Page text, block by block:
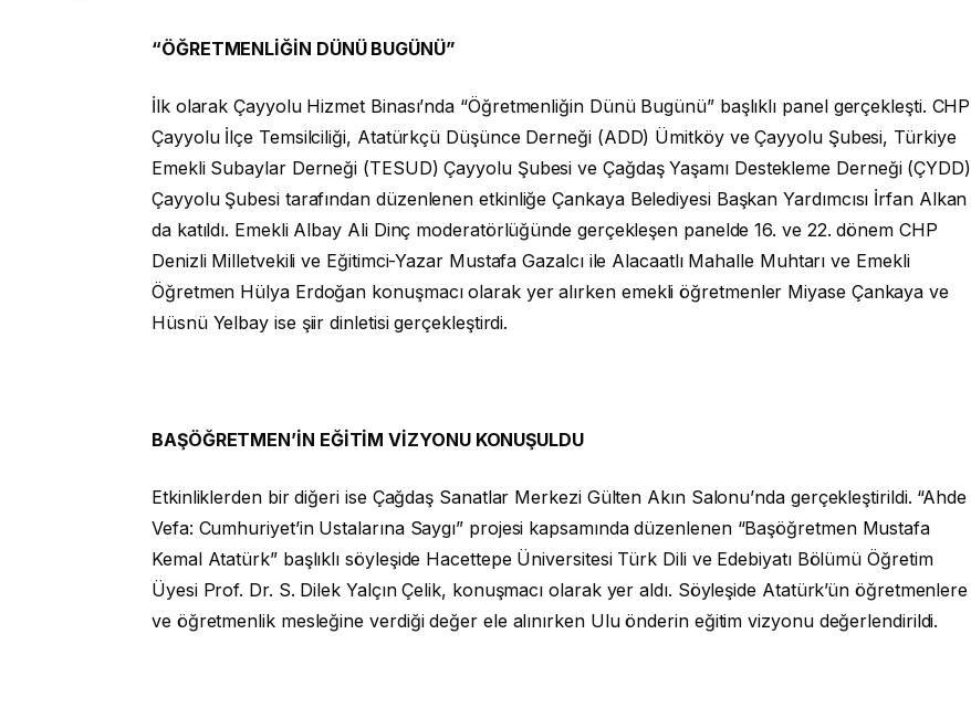
“ÖĞRETMENLİĞİN DÜNÜ BUGÜNÜ”
İlk olarak Çayyolu Hizmet Binası’nda “Öğretmenliğin Dünü Bugünü” başlıklı panel gerçekleşti. CHP
Çayyolu İlçe Temsilciliği, Atatürkçü Düşünce Derneği (ADD) Ümitköy ve Çayyolu Şubesi, Türkiye
Emekli Subaylar Derneği (TESUD) Çayyolu Şubesi ve Çağdaş Yaşamı Destekleme Derneği (ÇYDD)
Çayyolu Şubesi tarafından düzenlenen etkinliğe Çankaya Belediyesi Başkan Yardımcısı İrfan Alkan
da katıldı. Emekli Albay Ali Dinç moderatörlüğünde gerçekleşen panelde 16. ve 22. dönem CHP
Denizli Milletvekili ve Eğitimci-Yazar Mustafa Gazalcı ile Alacaatlı Mahalle Muhtarı ve Emekli
Öğretmen Hülya Erdoğan konuşmacı olarak yer alırken emekli öğretmenler Miyase Çankaya ve
Hüsnü Yelbay ise şiir dinletisi gerçekleştirdi.
BAŞÖĞRETMEN’İN EĞİTİM VİZYONU KONUŞULDU
Etkinliklerden bir diğeri ise Çağdaş Sanatlar Merkezi Gülten Akın Salonu’nda gerçekleştirildi. “Ahde
Vefa: Cumhuriyet’in Ustalarına Saygı” projesi kapsamında düzenlenen “Başöğretmen Mustafa
Kemal Atatürk” başlıklı söyleşide Hacettepe Üniversitesi Türk Dili ve Edebiyatı Bölümü Öğretim
Üyesi Prof. Dr. S. Dilek Yalçın Çelik, konuşmacı olarak yer aldı. Söyleşide Atatürk’ün öğretmenlere
ve öğretmenlik mesleğine verdiği değer ele alınırken Ulu önderin eğitim vizyonu değerlendirildi.